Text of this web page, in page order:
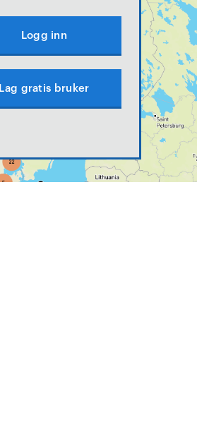
Logg inn
Lag gratis bruker